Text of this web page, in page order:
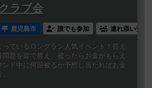
ラブ会
鹿児島市 誰でも参加 連れ添い登録
ているロングラン人気イベント！答え
題を皆で答え、被ったらお金がもらえ
ンド中に何回被るか予想し当たればお金